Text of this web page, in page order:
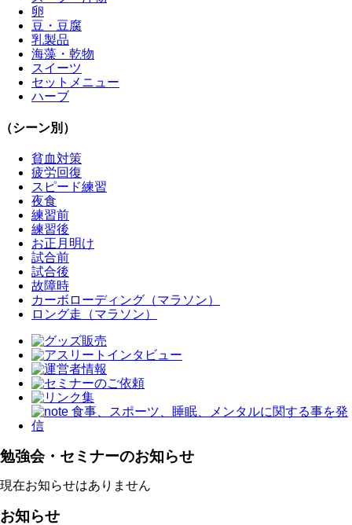
卵
豆・豆腐
乳製品
海藻・乾物
スイーツ
セットメニュー
ハーブ
（シーン別）
貧血対策
疲労回復
スピード練習
夜食
練習前
練習後
お正月明け
試合前
試合後
故障時
カーボローディング（マラソン）
ロング走（マラソン）
勉強会・セミナーのお知らせ
現在お知らせはありません
お知らせ